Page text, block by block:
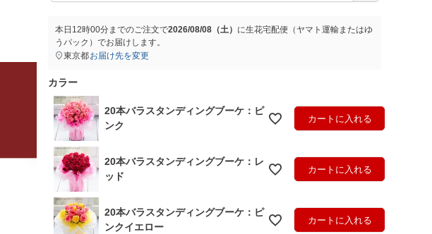
本日 12時00分までのご注文で2026/08/08（土） に生花宅配便（ヤマト運輸またはゆ
うパック） でお届けします。
東京都お届け先を変更
カラー
20本バラスタンディングブーケ：ピ
ンク
カートに入れる
20本バラスタンディングブーケ：レ
ッド
カートに入れる
20本バラスタンディングブーケ：ピ
ンクイエロー
カートに入れる